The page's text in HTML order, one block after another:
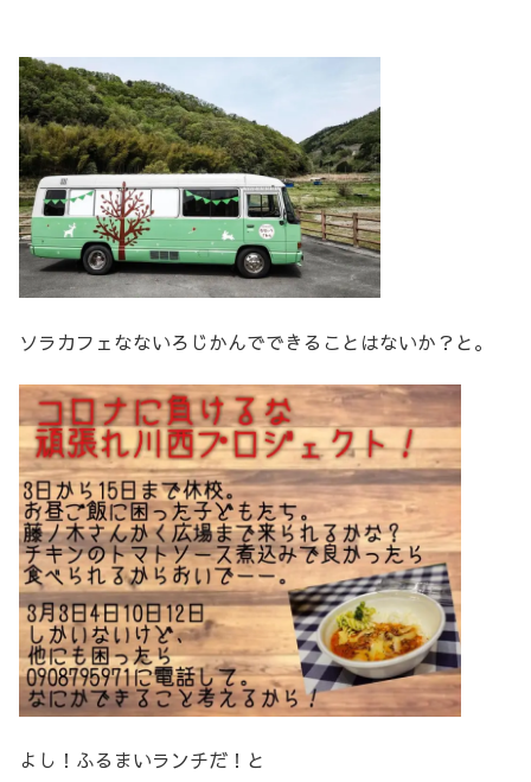
ソラカフェなないろじかんでできることはないか？と。
よし！ふるまいランチだ！と